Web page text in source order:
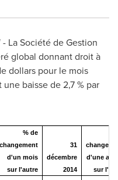
La Société de Gestion
global donnant droit à
dollars pour le mois
baisse de 2,7 % par
% de
changement
d'un mois
sur l'autre
31
décembre
2014
d'une
sur